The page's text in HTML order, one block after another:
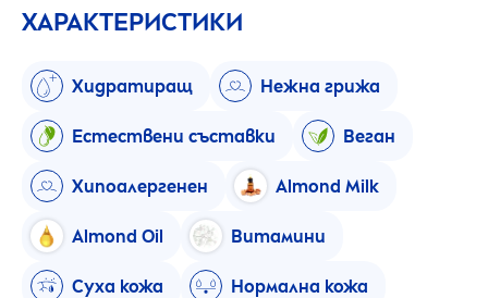
ХАРАКТЕРИСТИКИ
Хидратиращ Нежна грижа
Естествени съставки Веган
Хипоалергенен Almond Milk
Almond Oil Витамини
Суха кожа Нормална кожа